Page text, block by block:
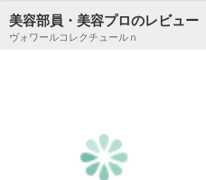
美容部員・美容プロのレビュー
ヴォワールコレクチュールｎ